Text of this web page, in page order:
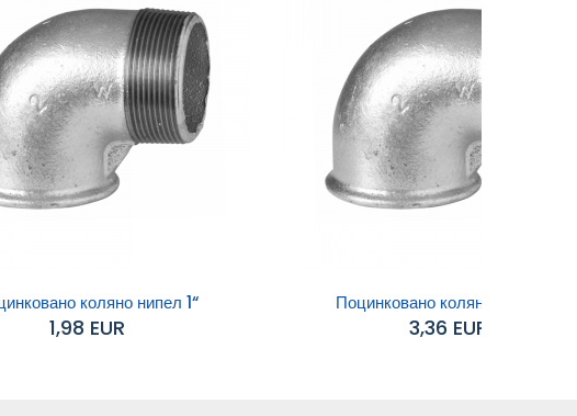
коляно нипел 1“
1,98 EUR
Поцинковано коляно нипел 1...
3,36 EUR